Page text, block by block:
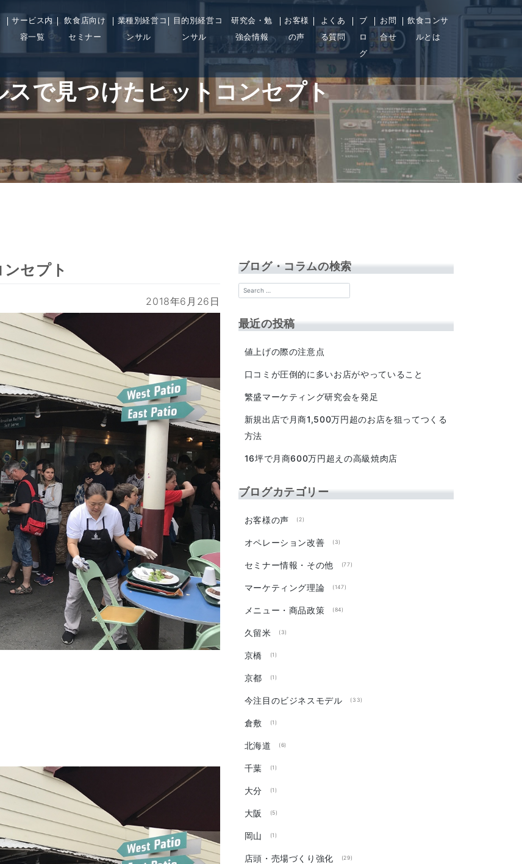
サービス内
容一覧
飲食店向け
セミナー
業種別経営コ
ンサル
目的別経営コ
ンサル
研究会・勉
強会情報
お客様
の声
よくあ
る質問
ブ
ロ
グ
お問
合せ
飲食コンサ
ルとは
スで見つけたヒットコンセプト
セプト
2018年6月26日
ブログ・コラムの検索
最近の投稿
値上げの際の注意点
口コミが圧倒的に多いお店がやっていること
繁盛マーケティング研究会を発足
新規出店で月商1,500万円超のお店を狙ってつくる
方法
16坪で月商600万円超えの高級焼肉店
ブログカテゴリー
お客様の声 (2)
オペレーション改善 (3)
セミナー情報・その他 (77)
マーケティング理論 (147)
メニュー・商品政策 (84)
久留米 (3)
京橋 (1)
京都 (1)
今注目のビジネスモデル (33)
倉敷 (1)
北海道 (6)
千葉 (1)
大分 (1)
大阪 (5)
岡山 (1)
店頭・売場づくり強化 (29)